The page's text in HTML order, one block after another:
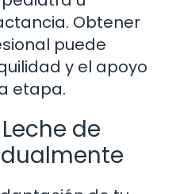
Obtener
puede
y el apoyo
etapa.
de